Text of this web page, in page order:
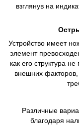
взглянув на
Устройство имеет
элемент
как его структура
внешних факторов,
Различные
благодаря